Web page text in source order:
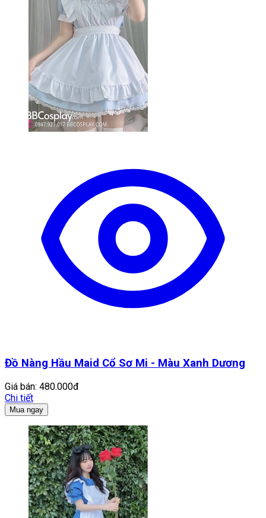
Đồ Nàng Hầu Maid Cổ Sơ Mi - Màu Xanh Dương
Giá bán: 480.000đ
Chi tiết
Mua ngay